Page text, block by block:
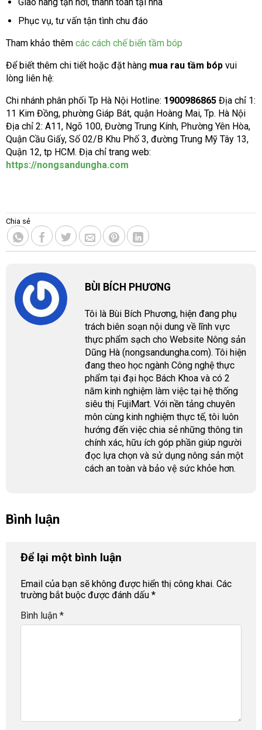
Giao hàng tận nơi, thanh toán tại nhà
Phục vụ, tư vấn tận tình chu đáo
Tham khảo thêm các cách chế biến tầm bóp
Để biết thêm chi tiết hoặc đặt hàng mua rau tầm bóp vui
lòng liên hệ:
Chi nhánh phân phối Tp Hà Nội Hotline: 1900986865 Địa chỉ 1:
11 Kim Đồng, phường Giáp Bát, quận Hoàng Mai, Tp. Hà Nội
Địa chỉ 2: A11, Ngõ 100, Đường Trung Kính, Phường Yên Hòa,
Quận Cầu Giấy, Số 02/B Khu Phố 3, đường Trung Mỹ Tây 13,
Quận 12, tp HCM. Địa chỉ trang web:
https://nongsandungha.com
Chia sẻ
BÙI BÍCH PHƯƠNG
Tôi là Bùi Bích Phương, hiện đang phụ
trách biên soạn nội dung về lĩnh vực
thực phẩm sạch cho Website Nông sản
Dũng Hà (nongsandungha.com). Tôi hiện
đang theo học ngành Công nghệ thực
phẩm tại đại học Bách Khoa và có 2
năm kinh nghiệm làm việc tại hệ thống
siêu thị FujiMart. Với nền tảng chuyên
môn cùng kinh nghiệm thực tế, tôi luôn
hướng đến việc chia sẻ những thông tin
chính xác, hữu ích góp phần giúp người
đọc lựa chọn và sử dụng nông sản một
cách an toàn và bảo vệ sức khỏe hơn.
Bình luận
Để lại một bình luận
Email của bạn sẽ không được hiển thị công khai. Các
trường bắt buộc được đánh dấu *
Bình luận *